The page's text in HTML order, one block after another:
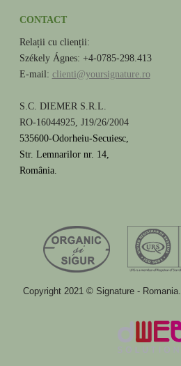
CONTACT
Relații cu clienții:
Székely Ágnes: +4-0785-298.413
E-mail: clienti@yoursignature.ro
S.C. DIEMER S.R.L.
RO-16044925, J19/26/2004
535600-Odorheiu-Secuiesc,
Str. Lemnarilor nr. 14,
România.
Copyright 2021 © Signature -